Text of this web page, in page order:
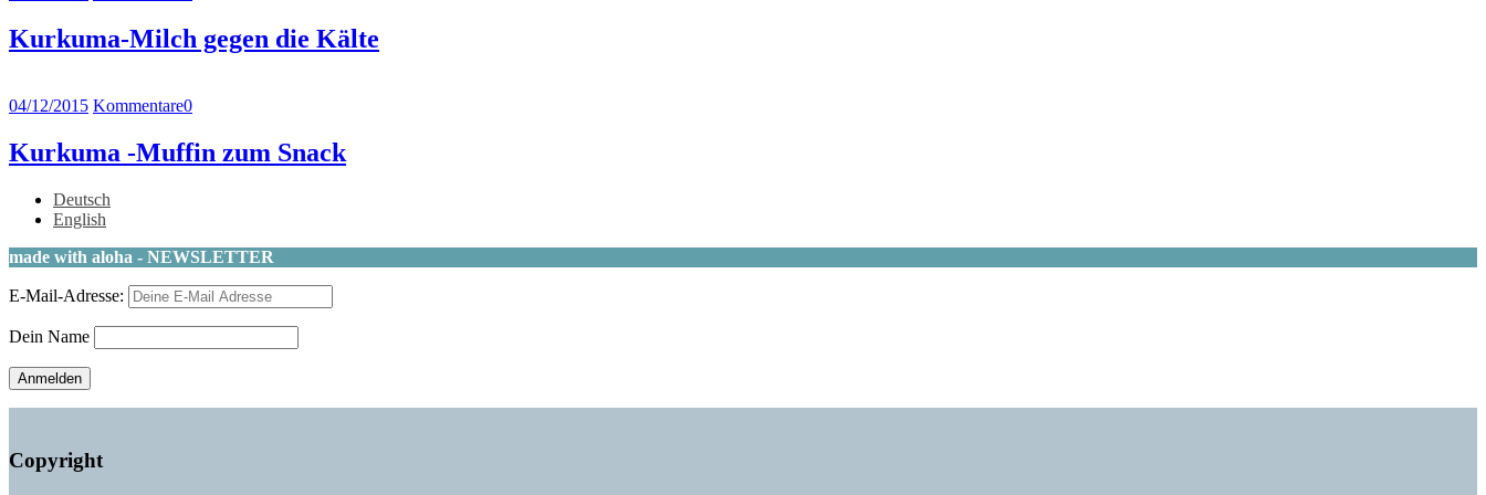
Kurkuma-Milch gegen die Kälte
04/12/2015 Kommentare0
Kurkuma -Muffin zum Snack
Deutsch
English
made with aloha - NEWSLETTER
E-Mail-Adresse:
Dein Name
Copyright